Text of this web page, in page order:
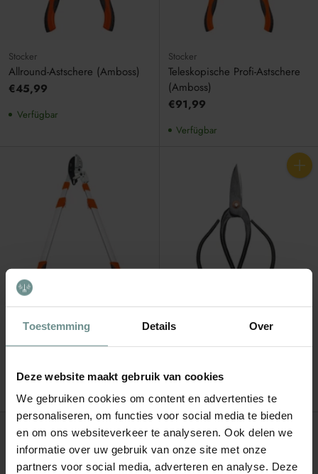
Toestemming Details Over
Deze website maakt gebruik van cookies
We gebruiken cookies om content en advertenties te
personaliseren, om functies voor social media te bieden
en om ons websiteverkeer te analyseren. Ook delen we
informatie over uw gebruik van onze site met onze
partners voor social media, adverteren en analyse. Deze
Stocker
Allround-Astschere (Amboss)
€45,99
Verfügbar
Stocker
Teleskopische Profi-Astschere
(Amboss)
€91,99
Verfügbar
AUSVERKAUFT
Stocker
Teleskopische Profi-Astschere
€79,99
Nicht vorrätig
Anzahl
Esschert Design
Verfügbar
Anzahl